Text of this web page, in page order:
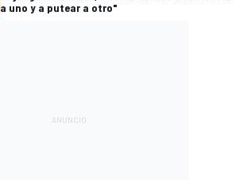
a uno y a putear a otro"